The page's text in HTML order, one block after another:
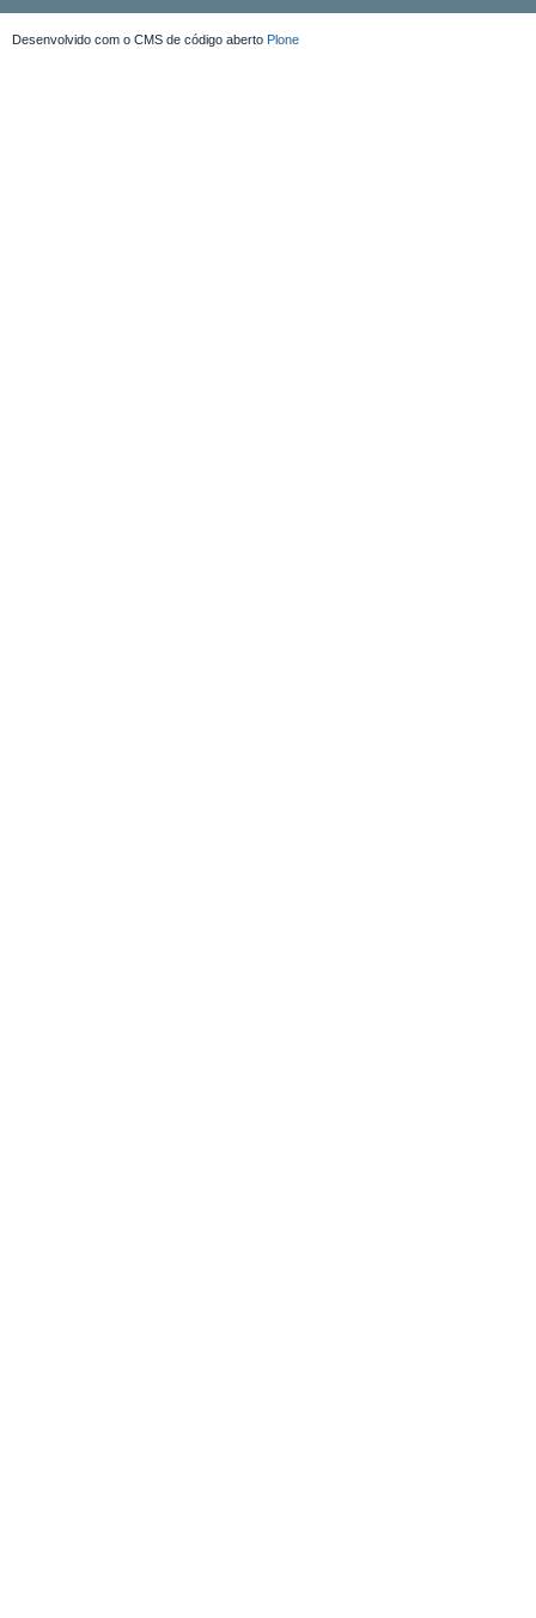
Desenvolvido com o CMS de código aberto Plone